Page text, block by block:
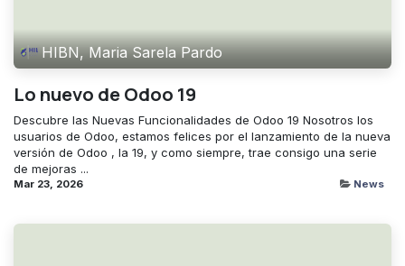
HIBN, Maria Sarela Pardo
Lo nuevo de Odoo 19
Descubre las Nuevas Funcionalidades de Odoo 19 Nosotros los
usuarios de Odoo, estamos felices por el lanzamiento de la nueva
versión de Odoo , la 19, y como siempre, trae consigo una serie
de mejoras ...
Mar 23, 2026 News